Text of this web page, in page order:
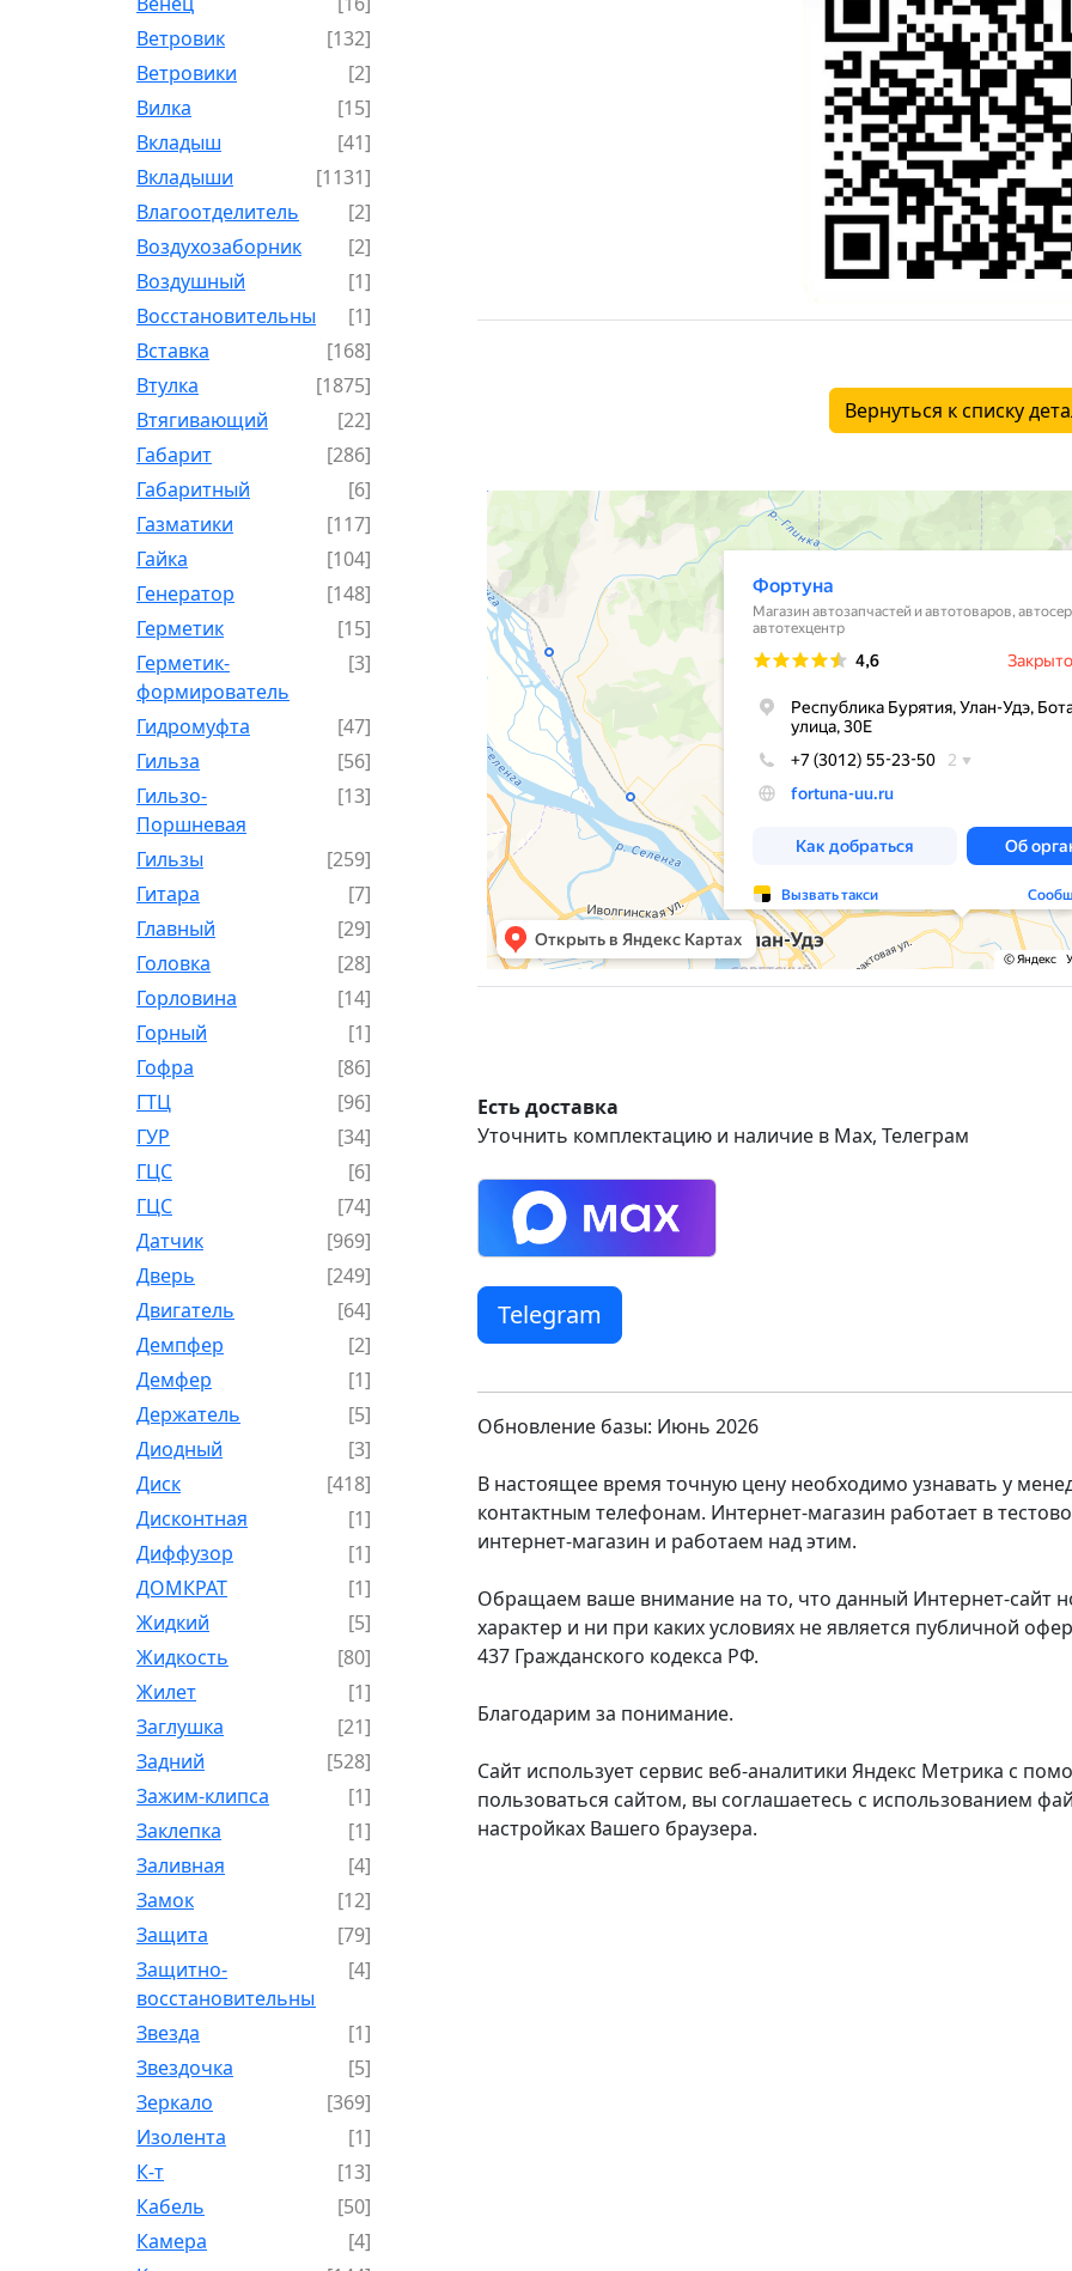
Ветровик
[132]
Ветровики
[2]
Вилка
[15]
Вкладыш
[41]
Вкладыши
[1131]
Влагоотделитель
[2]
Воздухозаборник
[2]
Воздушный
[1]
Восстановительный
[1]
Вставка
[168]
Втулка
[1875]
Втягивающий
[22]
Габарит
[286]
Габаритный
[6]
Газматики
[117]
Гайка
[104]
Генератор
[148]
Герметик
[15]
Герметик-
формирователь
[3]
Гидромуфта
[47]
Гильза
[56]
Гильзо-
Поршневая
[13]
Гильзы
[259]
Гитара
[7]
Главный
[29]
Головка
[28]
Горловина
[14]
Горный
[1]
Гофра
[86]
ГТЦ
[96]
ГУР
[34]
ГЦC
[6]
ГЦС
[74]
Датчик
[969]
Дверь
[249]
Двигатель
[64]
Демпфер
[2]
Демфер
[1]
Держатель
[5]
Диодный
[3]
Диск
[418]
Дисконтная
[1]
Диффузор
[1]
ДОМКРАТ
[1]
Жидкий
[5]
Жидкость
[80]
Жилет
[1]
Заглушка
[21]
Задний
[528]
Зажим-клипса
[1]
Заклепка
[1]
Заливная
[4]
Замок
[12]
Защита
[79]
Защитно-
восстановительный
[4]
Звезда
[1]
Звездочка
[5]
Зеркало
[369]
Изолента
[1]
К-т
[13]
Кабель
[50]
Камера
[4]
Вернуться к списку
Есть доставка
Уточнить комплектацию и наличие в Max, Телеграм
Telegram
Обновление базы: Июнь 2026
В настоящее время точную цену необходимо узнавать у
контактным телефонам. Интернет-магазин работает в
интернет-магазин и работаем над этим.
Обращаем ваше внимание на то, что данный Интернет-сайт
характер и ни при каких условиях не является публичной
437 Гражданского кодекса РФ.
Благодарим за понимание.
Сайт использует сервис веб-аналитики Яндекс Метрика с
пользоваться сайтом, вы соглашаетесь с использованием
настройках Вашего браузера.